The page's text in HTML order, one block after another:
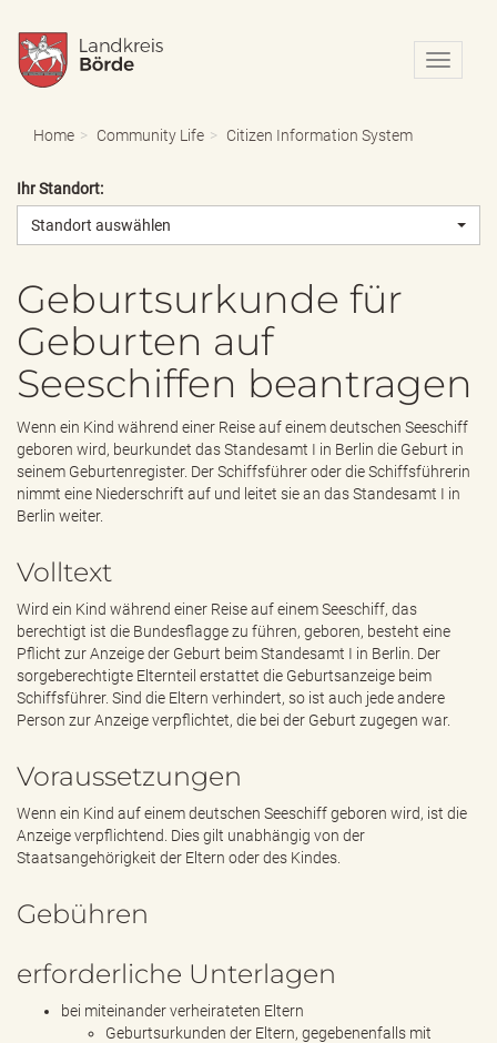
N
a
o
/
a
u
s
b
l
e
Home Community Life Citizen Information System
Ihr Standort:
Standort auswählen
Geburtsurkunde für
Geburten auf
Seeschiffen beantragen
Wenn ein Kind während einer Reise auf einem deutschen Seeschiff
geboren wird, beurkundet das Standesamt I in Berlin die Geburt in
seinem Geburtenregister. Der Schiffsführer oder die Schiffsführerin
nimmt eine Niederschrift auf und leitet sie an das Standesamt I in
Berlin weiter.
Volltext
Wird ein Kind während einer Reise auf einem Seeschiff, das
berechtigt ist die Bundesflagge zu führen, geboren, besteht eine
Pflicht zur Anzeige der Geburt beim Standesamt I in Berlin. Der
sorgeberechtigte Elternteil erstattet die Geburtsanzeige beim
Schiffsführer. Sind die Eltern verhindert, so ist auch jede andere
Person zur Anzeige verpflichtet, die bei der Geburt zugegen war.
Voraussetzungen
Wenn ein Kind auf einem deutschen Seeschiff geboren wird, ist die
Anzeige verpflichtend. Dies gilt unabhängig von der
Staatsangehörigkeit der Eltern oder des Kindes.
Gebühren
erforderliche Unterlagen
bei miteinander verheirateten Eltern
Geburtsurkunden der Eltern, gegebenenfalls mit